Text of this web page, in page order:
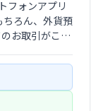
フォンアプリ
ちろん、外貨預
お取引がこの